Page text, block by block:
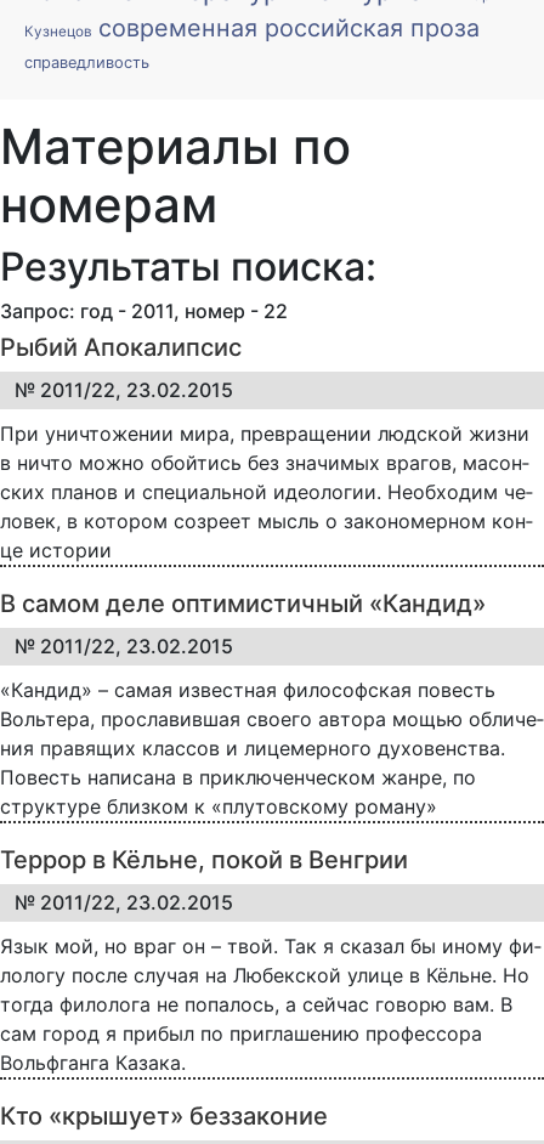
Кузнецов современная российская проза
справедливость
Материалы по
номерам
Результаты поиска:
Запрос: год - 2011, номер - 22
Рыбий Апокалипсис
№ 2011/22, 23.02.2015
При унич­то­же­нии ми­ра, пре­вра­ще­нии люд­ской жиз­ни
в ни­что мож­но обой­тись без зна­чи­мых вра­гов, ма­сон­
ских пла­нов и спе­ци­аль­ной иде­о­ло­гии. Не­об­хо­дим че­
ло­век, в ко­то­ром со­зре­ет мысль о за­ко­но­мер­ном кон­
це ис­то­рии
В самом деле оптимистичный «Кандид»
№ 2011/22, 23.02.2015
«Кан­дид» – са­мая из­ве­ст­ная фи­ло­соф­ская по­весть
Воль­те­ра, про­сла­вив­шая сво­е­го ав­то­ра мо­щью об­ли­че­
ния пра­вя­щих клас­сов и ли­це­мер­но­го ду­хо­вен­ст­ва.
По­весть на­пи­са­на в при­клю­чен­че­с­ком жа­н­ре, по
струк­ту­ре близ­ком к «плу­тов­ско­му ро­ма­ну»
Террор в Кёльне, покой в Венгрии
№ 2011/22, 23.02.2015
Язык мой, но враг он – твой. Так я ска­зал бы ино­му фи­
ло­ло­гу по­сле слу­чая на Лю­бек­с­кой ули­це в Кёль­не. Но
тог­да фи­ло­ло­га не по­па­лось, а сей­час го­во­рю вам. В
сам го­род я при­был по при­гла­ше­нию про­фес­со­ра
Вольф­ган­га Ка­за­ка.
Кто «крышует» беззаконие